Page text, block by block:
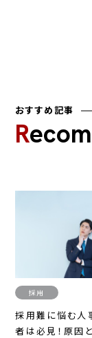
おすすめ記事
採用
採用難に悩む人
者は必見！原因